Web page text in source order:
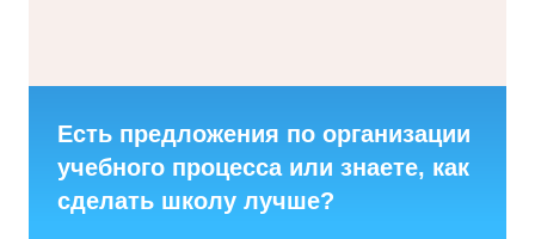
Есть предложения по организации
учебного процесса или знаете, как
сделать школу лучше?